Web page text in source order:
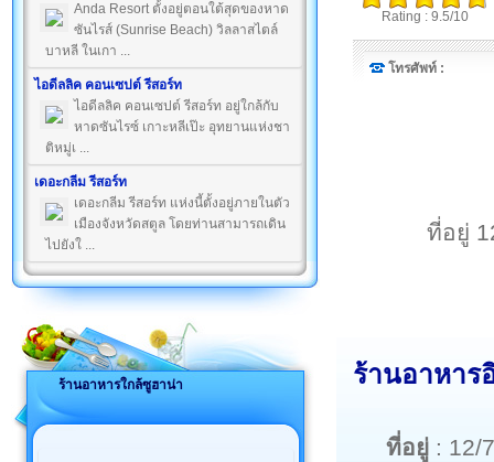
Anda Resort ตั้งอยู่ตอนใต้สุดของหาด
ซันไรส์ (Sunrise Beach) วิลลาสไตล์
บาหลี ในเกา ...
ไอดีลลิค คอนเซปต์ รีสอร์ท
ไอดีลลิค คอนเซปต์ รีสอร์ท อยู่ใกล้กับ
หาดซันไรซ์ เกาะหลีเป๊ะ อุทยานแห่งชา
ติหมู่เ ...
เดอะกลีม รีสอร์ท
เดอะกลีม รีสอร์ท แห่งนี้ตั้งอยู่ภายในตัว
เมืองจังหวัดสตูล โดยท่านสามารถเดิน
ไปยังใ ...
ร้านอาหารใกล้ซูฮาน่า
Rating : 9.5/10
โทรศัพท์ :
ที่อยู่
ร้านอาหาร
ที่อยู่ : 12/